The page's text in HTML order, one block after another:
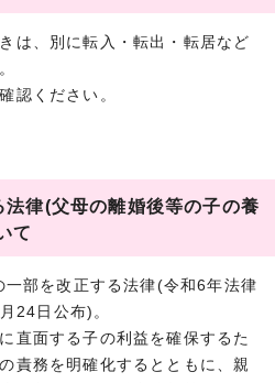
は、別に転入・転出・転居など
認ください。
法律(父母の離婚後等の子の養
て
部を改正する法律(令和6年法律
24日公布)。
直面する子の利益を確保するた
責務を明確化するとともに、親